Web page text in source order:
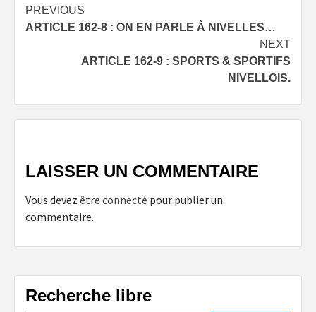
Post
navigation
PREVIOUS
ARTICLE 162-8 : ON EN PARLE À NIVELLES…
NEXT
ARTICLE 162-9 : SPORTS & SPORTIFS
NIVELLOIS.
LAISSER UN COMMENTAIRE
Vous devez être connecté pour publier un
commentaire.
Recherche libre